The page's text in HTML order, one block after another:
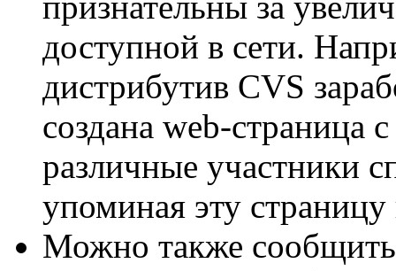
доступной в сети.
дистрибутив CVS
создана web-страница
различные участники
упоминая эту
Можно также